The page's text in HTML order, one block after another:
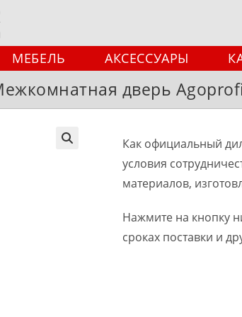
МЕБЕЛЬ АКСЕССУАРЫ
дверь
Как официальный
условия
материалов,
Нажмите на кнопку
сроках поставки и